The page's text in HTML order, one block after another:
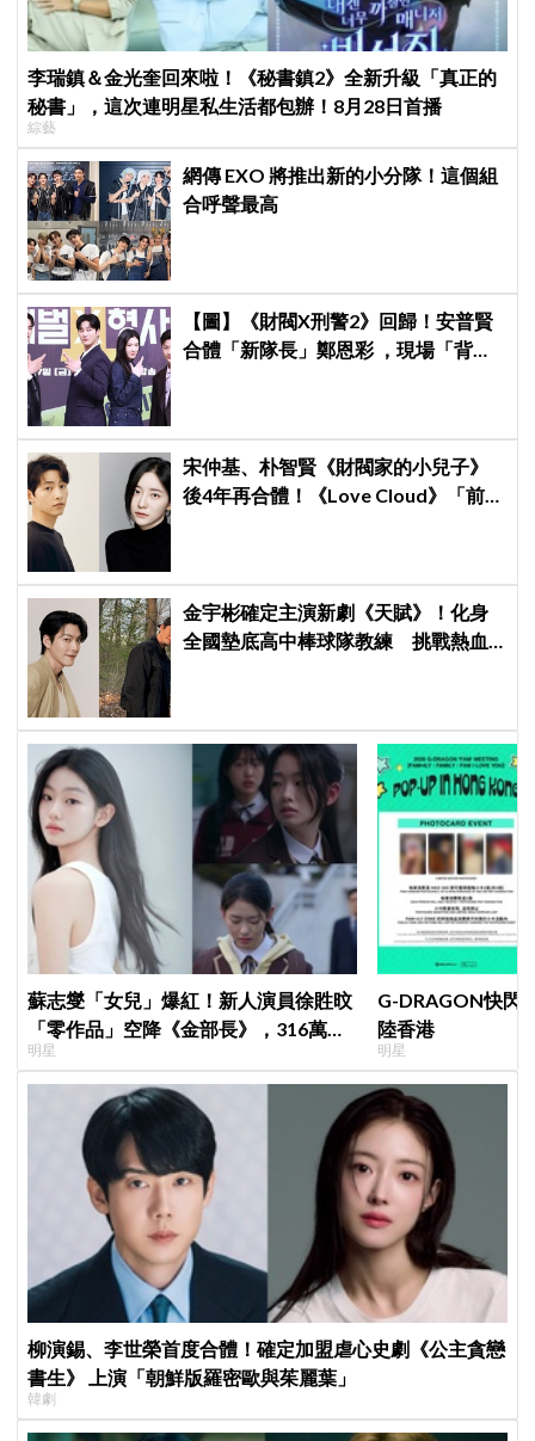
李瑞鎮＆金光奎回來啦！《秘書鎮2》全新升級「真正的
秘書」，這次連明星私生活都包辦！8月28日首播
綜藝
網傳 EXO 將推出新的小分隊！這個組
合呼聲最高
【圖】《財閥X刑警2》回歸！安普賢
合體「新隊長」鄭恩彩 ，現場「背靠
宋仲基、朴智賢《財閥家的小兒子》
後4年再合體！《Love Cloud》「前任
金宇彬確定主演新劇《天賦》！化身
全國墊底高中棒球隊教練 挑戰熱血
蘇志燮「女兒」爆紅！新人演員徐貹旼
「零作品」空降《金部長》，316萬舊
片被挖出網驚呆：星味藏不住！
明星
G-DRAGON快閃
陸香港
明星
柳演錫、李世榮首度合體！確定加盟虐心史劇《公主貪戀
書生》 上演「朝鮮版羅密歐與茱麗葉」
韓劇